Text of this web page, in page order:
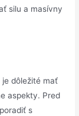
silu a masívny
dôležité mať
aspekty. Pred
s